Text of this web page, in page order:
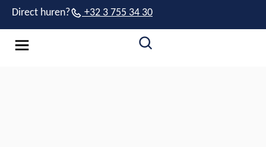
Direct huren? +32 3 755 34 30